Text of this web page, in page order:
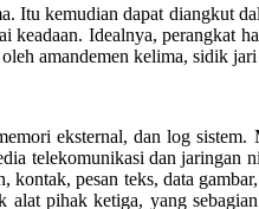
kemudian dapat diangkut
Idealnya, perangkat
amandemen kelima, sidik
eksternal, dan log
telekomunikasi dan jaringan
pesan teks, data
pihak ketiga, yang